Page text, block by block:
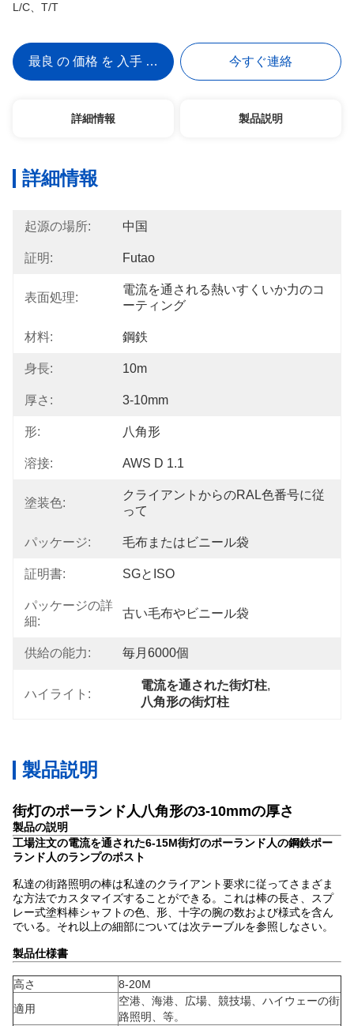
L/C、T/T
最良 の 価格 を 入手 する 今すぐ連絡
詳細情報 製品説明
詳細情報
起源の場所: 中国
証明: Futao
表面処理:
電流を通される熱いすくいか力のコ
ーティング
材料: 鋼鉄
身長: 10m
厚さ: 3-10mm
形: 八角形
溶接: AWS D 1.1
塗装色:
クライアントからのRAL色番号に従
って
パッケージ: 毛布またはビニール袋
証明書: SGとISO
パッケージの詳
細:
古い毛布やビニール袋
供給の能力: 毎月6000個
ハイライト:
電流を通された街灯柱,
八角形の街灯柱
製品説明
街灯のポーランド人八角形の3-10mmの厚さ
製品の説明
工場注文の電流を通された6-15M街灯のポーランド人の鋼鉄ポー
ランド人のランプのポスト
私達の街路照明の棒は私達のクライアント要求に従ってさまざま
な方法でカスタマイズすることができる。これは棒の長さ、スプ
レー式塗料棒シャフトの色、形、十字の腕の数および様式を含ん
でいる。それ以上の細部については次テーブルを参照しなさい。
製品仕様書
高さ
8-20M
適用
空港、海港、広場、競技場、ハイウェーの街
路照明、等。